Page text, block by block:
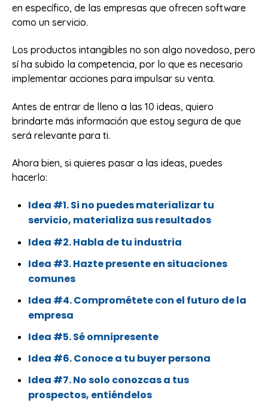
en específico, de las empresas que ofrecen software
como un servicio.
Los productos intangibles no son algo novedoso, pero
sí ha subido la competencia, por lo que es necesario
implementar acciones para impulsar su venta.
Antes de entrar de lleno a las 10 ideas, quiero
brindarte más información que estoy segura de que
será relevante para ti.
Ahora bien, si quieres pasar a las ideas, puedes
hacerlo:
Idea #1. Si no puedes materializar tu
servicio, materializa sus resultados
Idea #2. Habla de tu industria
Idea #3. Hazte presente en situaciones
comunes
Idea #4. Comprométete con el futuro de la
empresa
Idea #5. Sé omnipresente
Idea #6. Conoce a tu buyer persona
Idea #7. No solo conozcas a tus
prospectos, entiéndelos